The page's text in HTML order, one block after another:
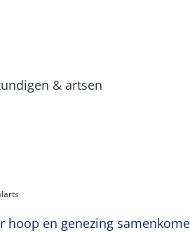
& artsen
hoop en genezing